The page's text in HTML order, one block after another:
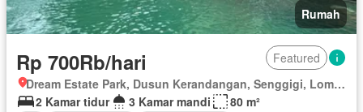
Rumah
Rp 700Rb/hari
Featured
Dream Estate Park, Dusun Kerandangan, Senggigi, Lombok Barat, Nusa Tenggara Barat
2 Kamar tidur
3 Kamar mandi
80 m²